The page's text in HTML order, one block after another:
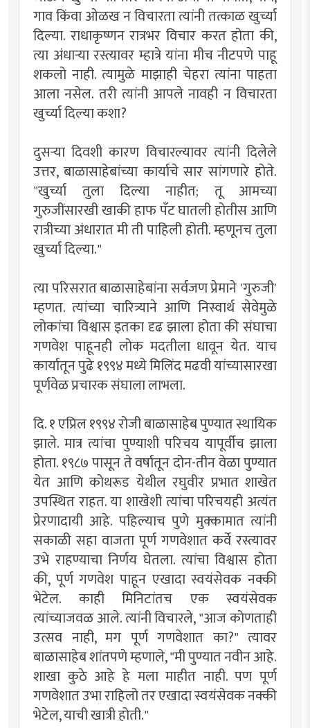
गाव किंवा ओळख न विचारता त्यांनी तत्काळ खुर्च्या
दिल्या. राधाकृष्णन रात्रभर विचार करत होता की,
त्या अंधाऱ्या रस्त्यावर म्हात्रे यांना मीच नीटपणे पाहू
शकलो नाही. त्यामुळे माझाही चेहरा त्यांना पाहता
आला नसेल. तरी त्यांनी आपले नावही न विचारता
खुर्च्या दिल्या कशा?
दुसऱ्या दिवशी कारण विचारल्यावर त्यांनी दिलेले
उत्तर, बाळासाहेबांच्या कार्याचे सार सांगणारे होते.
"खुर्च्या तुला दिल्या नाहीत; तू आमच्या
गुरुजींसारखी खाकी हाफ पँट घातली होतीस आणि
रात्रीच्या अंधारात मी ती पाहिली होती. म्हणूनच तुला
खुर्च्या दिल्या."
त्या परिसरात बाळासाहेबांना सर्वजण प्रेमाने 'गुरुजी'
म्हणत. त्यांच्या चारित्र्याने आणि निस्वार्थ सेवेमुळे
लोकांचा विश्वास इतका दृढ झाला होता की संघाचा
गणवेश पाहूनही लोक मदतीला धावून येत. याच
कार्यातून पुढे १९९४ मध्ये मिलिंद मढवी यांच्यासारखा
पूर्णवेळ प्रचारक संघाला लाभला.
दि. १ एप्रिल १९९४ रोजी बाळासाहेब पुण्यात स्थायिक
झाले. मात्र त्यांचा पुण्याशी परिचय यापूर्वीच झाला
होता. १९८७ पासून ते वर्षातून दोन-तीन वेळा पुण्यात
येत आणि कोथरूड येथील रघुवीर प्रभात शाखेत
उपस्थित राहत. या शाखेशी त्यांचा परिचयही अत्यंत
प्रेरणादायी आहे. पहिल्याच पुणे मुक्कामात त्यांनी
सकाळी सहा वाजता पूर्ण गणवेशात कर्वे रस्त्यावर
उभे राहण्याचा निर्णय घेतला. त्यांचा विश्वास होता
की, पूर्ण गणवेश पाहून एखादा स्वयंसेवक नक्की
भेटेल. काही मिनिटांतच एक स्वयंसेवक
त्यांच्याजवळ आले. त्यांनी विचारले, "आज कोणताही
उत्सव नाही, मग पूर्ण गणवेशात का?" त्यावर
बाळासाहेब शांतपणे म्हणाले, "मी पुण्यात नवीन आहे.
शाखा कुठे आहे हे मला माहीत नाही. पण पूर्ण
गणवेशात उभा राहिलो तर एखादा स्वयंसेवक नक्की
भेटेल, याची खात्री होती."